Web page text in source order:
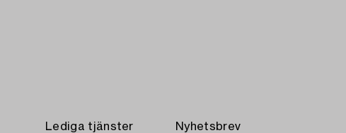
Lediga tjänster Nyhetsbrev